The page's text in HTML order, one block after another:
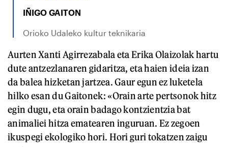
IÑIGO GAITON
Orioko Udaleko kultur teknikaria
Aurten Xanti Agirrezabala eta Erika Olaizolak hartu
dute antzezlanaren gidaritza, eta haien ideia izan
da balea hizketan jartzea. Gaur egun ez luketela
hilko esan du Gaitonek: «Orain arte pertsonok hitz
egin dugu, eta orain badago kontzientzia bat
animaliei hitza ematearen inguruan. Ez zegoen
ikuspegi ekologiko hori. Hori guri tokatzen zaigu